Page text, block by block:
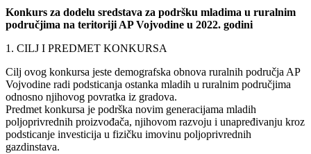
Konkurs za dodelu sredstava za podršku mladima u ruralnim
područjima na teritoriji AP Vojvodine u 2022. godini
1. CILJ I PREDMET KONKURSA
Cilj ovog konkursa jeste demografska obnova ruralnih područja AP
Vojvodine radi podsticanja ostanka mladih u ruralnim područjima
odnosno njihovog povratka iz gradova.
Predmet konkursa je podrška novim generacijama mladih
poljoprivrednih proizvođača, njihovom razvoju i unapređivanju kroz
podsticanje investicija u fizičku imovinu poljoprivrednih
gazdinstava.